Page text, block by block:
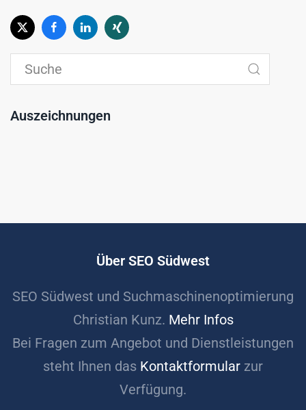
Auszeichnungen
Über SEO Südwest
SEO Südwest und Suchmaschinenoptimierung
Christian Kunz. Mehr Infos
Bei Fragen zum Angebot und Dienstleistungen
steht Ihnen das Kontaktformular zur
Verfügung.